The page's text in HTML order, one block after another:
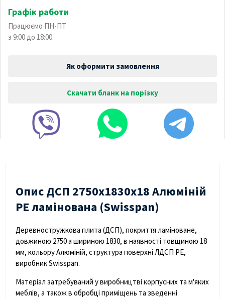
Графік работи
Працюємо ПН-ПТ
з 9:00 до 18:00.
Як оформити замовлення
Скачати бланк на порізку
Опис ДСП 2750х1830х18 Алюміній
PE ламінована (Swisspan)
Деревностружкова плита (ДСП), покриття ламіноване,
довжиною 2750 а шириною 1830, в наявності товщиною 18
мм, кольору Алюміній, структура поверхні ЛДСП PE,
виробник Swisspan.
Матеріал затребуваний у виробництві корпусних та м'яких
меблів, а також в обробці приміщень та зведенні